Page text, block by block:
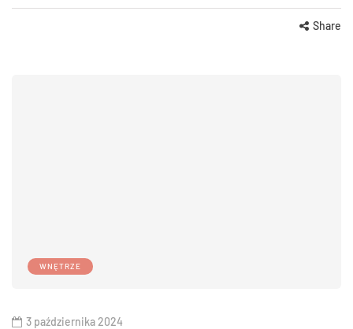
Share
WNĘTRZE
3 października 2024